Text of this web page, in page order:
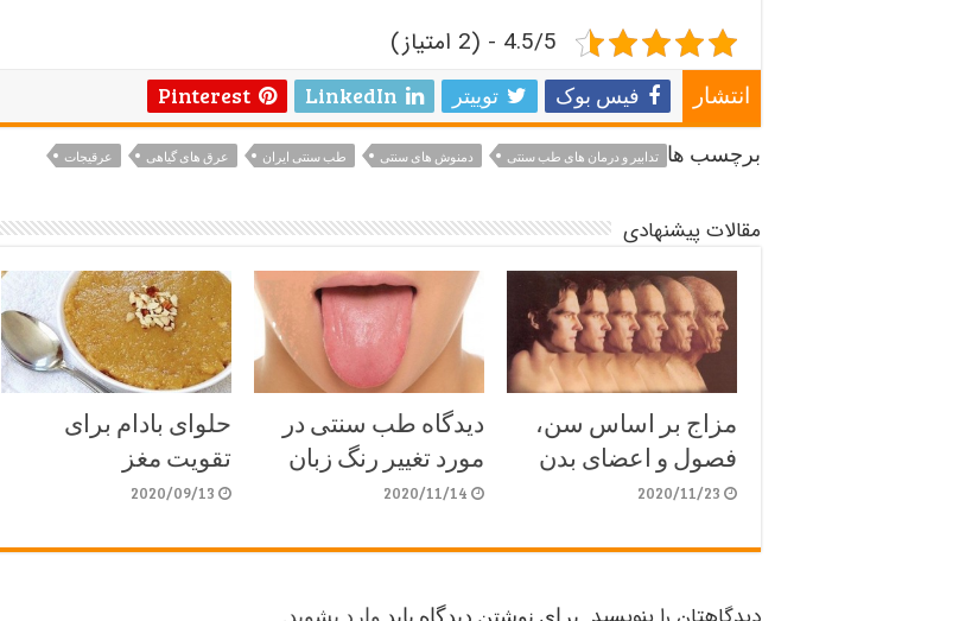
4.5/5 - (2 امتیاز)
انتشار فیس بوک توییتر LinkedIn
Pinterest
برچسب ها تدابیر و درمان های طب سنتی دمنوش های سنتی طب سنتی ایران عرق های گیاهی عرقیجات
مقالات پیشنهادی
مزاج بر اساس سن،
فصول و اعضای بدن
2020/11/23
دیدگاه طب سنتی در
مورد تغییر رنگ زبان
2020/11/14
حلوای بادام برای
تقویت مغز
2020/09/13